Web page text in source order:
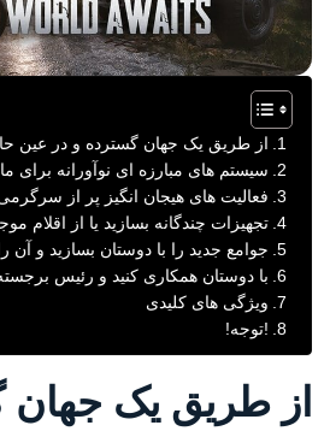
از طریق یک جهان گسترده و در عین
سیستم های مبارزه ای نوآورانه برای
فعالیت های هیجان انگیز پر از
تجهیزات چندگانه بسازید یا از اقلام
جوامع جدید را با دوستان بسازید و
با دوستان همکاری کنید و رئیس
ویژگی های کلیدی
!توجه!
از طریق یک جهان